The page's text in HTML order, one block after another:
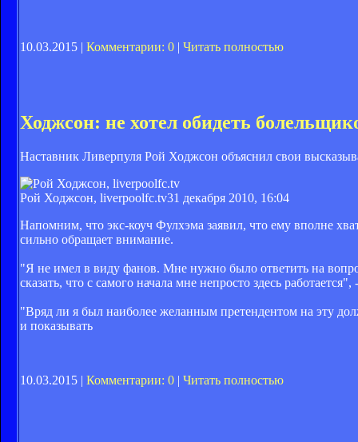
10.03.2015 | Комментарии: 0 | Читать полностью
Ходжсон: не хотел обидеть
Наставник Ливерпуля Рой Ходжсон объяснил свои
Рой Ходжсон, liverpoolfc.tv31 декабря 2010, 16:04
Напомним, что экс-коуч Фулхэма заявил, что ему вполне
сильно обращает внимание.
"Я не имел в виду фанов. Мне нужно было ответить на
сказать, что с самого начала мне непросто здесь
"Вряд ли я был наиболее желанным претендентом на эту
и показывать
10.03.2015 | Комментарии: 0 | Читать полностью